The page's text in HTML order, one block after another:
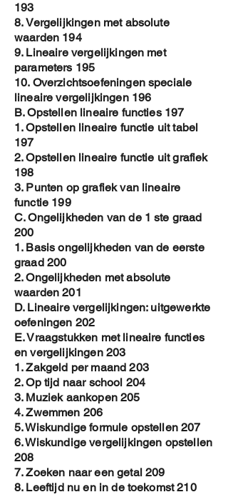
193
8. Vergelijkingen met absolute
waarden 194
9. Lineaire vergelijkingen met
parameters 195
10. Overzichtsoefeningen speciale
lineaire vergelijkingen 196
B. Opstellen lineaire functies 197
1. Opstellen lineaire functie uit tabel
197
2. Opstellen lineaire functie uit grafiek
198
3. Punten op grafiek van lineaire
functie 199
C. Ongelijkheden van de 1 ste graad
200
1. Basis ongelijkheden van de eerste
graad 200
2. Ongelijkheden met absolute
waarden 201
D. Lineaire vergelijkingen: uitgewerkte
oefeningen 202
E. Vraagstukken met lineaire functies
en vergelijkingen 203
1. Zakgeld per maand 203
2. Op tijd naar school 204
3. Muziek aankopen 205
4. Zwemmen 206
5. Wiskundige formule opstellen 207
6. Wiskundige vergelijkingen opstellen
208
7. Zoeken naar een getal 209
8. Leeftijd nu en in de toekomst 210